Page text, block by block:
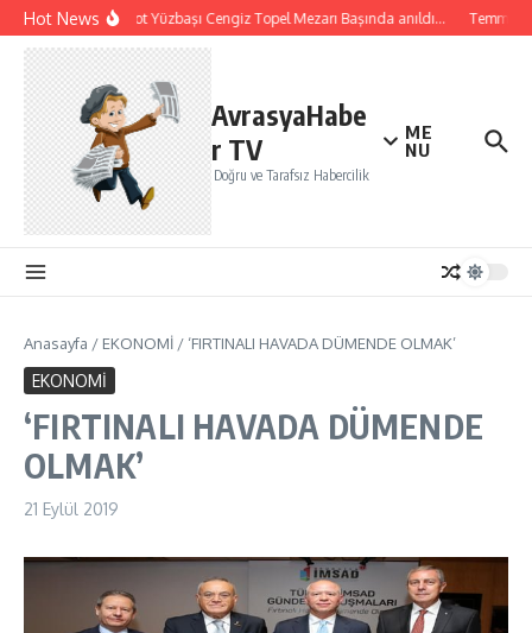
İçeriğe atla
Hot NewsŞehit Pilot Yüzbaşı Cengiz Topel Mezarı Başında anıldı… Temmuz
AvrasyaHabe
r TV
Doğru ve Tarafsız Habercilik
ME
NU
Anasayfa / EKONOMİ / ‘FIRTINALI HAVADA DÜMENDE OLMAK’
EKONOMİ
‘FIRTINALI HAVADA DÜMENDE
OLMAK’
21 Eylül 2019